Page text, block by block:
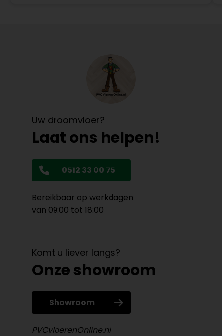
Uw droomvloer?
Laat ons helpen!
0512 33 00 75
Bereikbaar op werkdagen
van 09:00 tot 18:00
Komt u liever langs?
Onze showroom
Showroom
PVCvloerenOnline.nl